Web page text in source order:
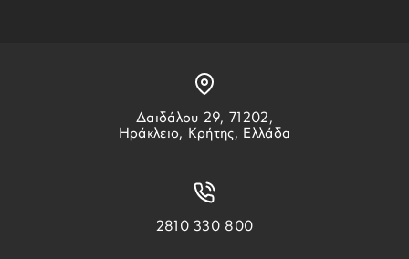
Δαιδάλου 29, 71202,
Ηράκλειο, Κρήτης, Ελλάδα
2810 330 800